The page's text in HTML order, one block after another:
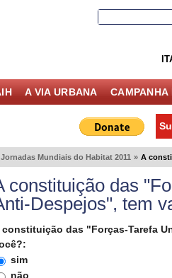
A VIA URBANA CAMPANHA
Jornadas Mundiais do Habitat 2011 » A
constituição das
Despejos", tem
constituição das "Forças-Tarefa
sim
não